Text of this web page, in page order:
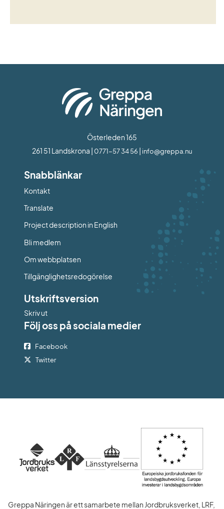
Österleden 165
261 51 Landskrona |
0771-57 34 56 info@greppa.nu
Snabblänkar
Kontakt
Translate
Project description in English
Bli medlem
Om webbplatsen
Tillgänglighetsredogörelse
Utskriftsversion
Skriv ut
Följ oss på sociala medier
Facebook
Twitter
Greppa Näringen är ett samarbete mellan Jordbruksverket, LRF,